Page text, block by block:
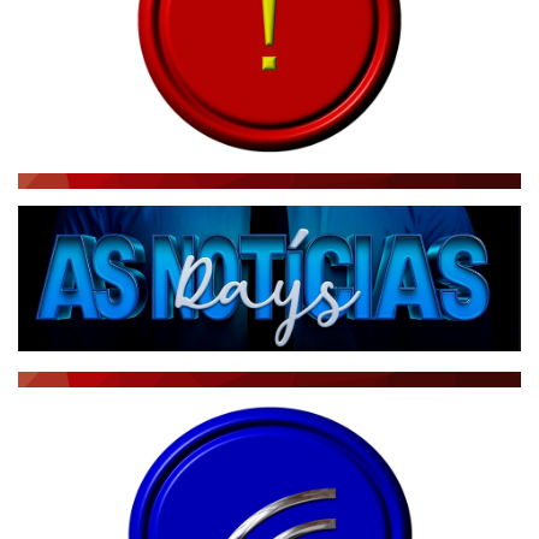
RÁDIO AGÊNCIA
NOTÍCIAS AO MINUTO
ACONTECEU...VIROU MANCHETE!